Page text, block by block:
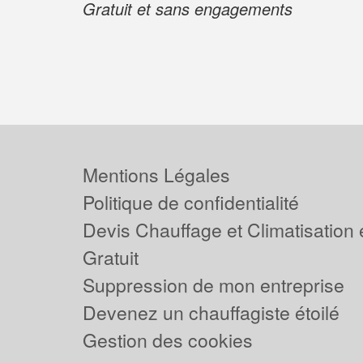
Gratuit et sans engagements
Mentions Légales
Politique de confidentialité
Devis Chauffage et Climatisation
Gratuit
Suppression de mon entreprise
Devenez un chauffagiste étoilé
Gestion des cookies